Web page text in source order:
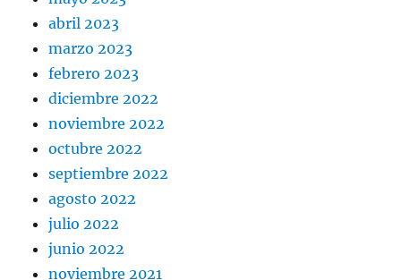
abril 2023
marzo 2023
febrero 2023
diciembre 2022
noviembre 2022
octubre 2022
septiembre 2022
agosto 2022
julio 2022
junio 2022
noviembre 2021